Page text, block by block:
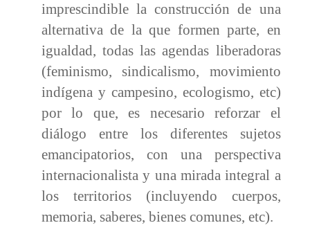
imprescindible la construcción de una
alternativa de la que formen parte, en
igualdad, todas las agendas liberadoras
(feminismo, sindicalismo, movimiento
indígena y campesino, ecologismo, etc)
por lo que, es necesario reforzar el
diálogo entre los diferentes sujetos
emancipatorios, con una perspectiva
internacionalista y una mirada integral a
los territorios (incluyendo cuerpos,
memoria, saberes, bienes comunes, etc).